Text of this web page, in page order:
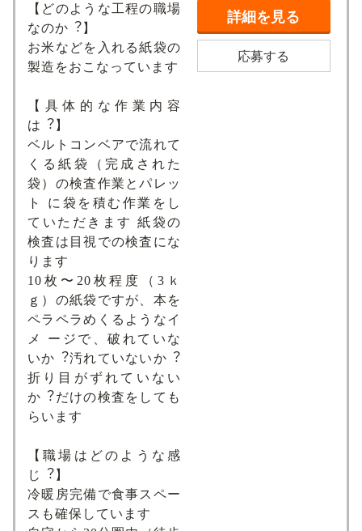
【どのような⼯程の職場
なのか︖】
お⽶などを⼊れる紙袋の
製造をおこなっています
【具体的な作業内容
は︖】
ベルトコンベアで流れて
くる紙袋（完成された
袋）の検査作業とパレッ
ト に袋を積む作業をし
ていただきます 紙袋の
検査は⽬視での検査にな
ります
10枚〜20枚程度（3ｋ
ｇ）の紙袋ですが、本を
ペラペラめくるようなイ
メ ージで、破れていな
いか︖汚れていないか︖
折り⽬がずれていない
か︖だけの検査をしても
らいます
【職場はどのような感
じ︖】
冷暖房完備で⾷事スペー
スも確保しています
詳細を見る
応募する